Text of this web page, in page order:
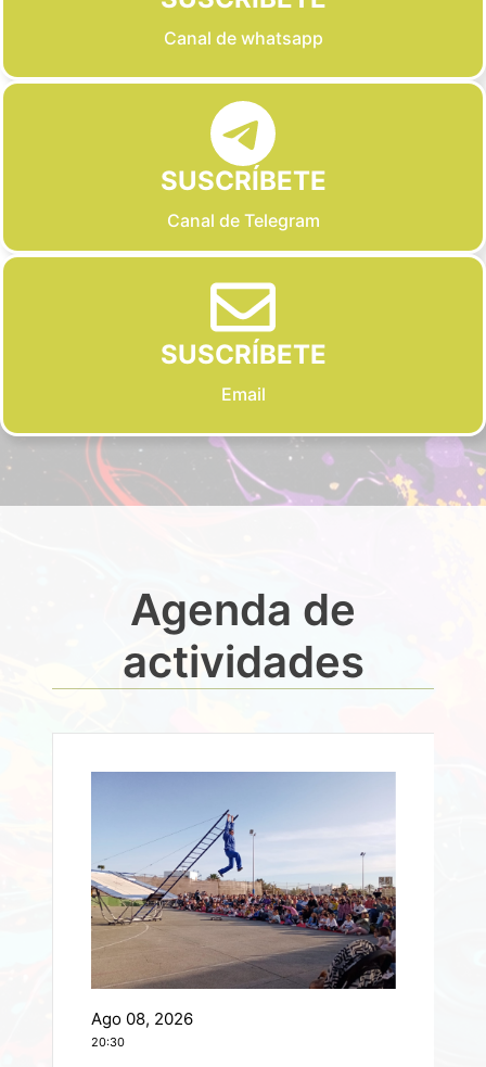
Canal de whatsapp
SUSCRÍBETE
Canal de Telegram
SUSCRÍBETE
Email
Agenda de
actividades
Ago 08, 2026
20:30